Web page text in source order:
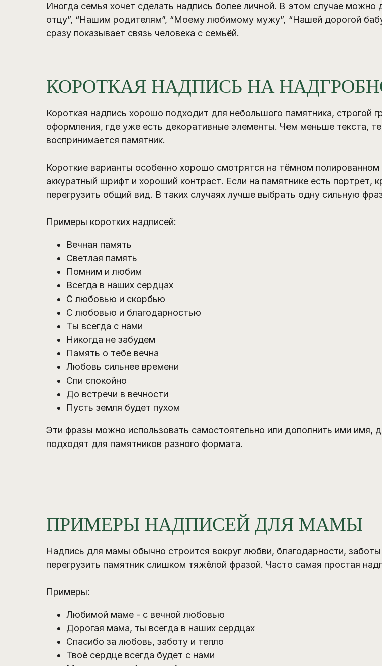
Иногда семья хочет сделать надпись более личной. В этом случае
отцу”, “Нашим родителям”, “Моему любимому мужу”, “Нашей дорогой
сразу показывает связь человека с семьёй.
КОРОТКАЯ НАДПИСЬ НА
Короткая надпись хорошо подходит для небольшого памятника, строгой
оформления, где уже есть декоративные элементы. Чем меньше текста,
воспринимается памятник.
Короткие варианты особенно хорошо смотрятся на тёмном
аккуратный шрифт и хороший контраст. Если на памятнике есть портрет,
перегрузить общий вид. В таких случаях лучше выбрать одну сильную
Примеры коротких надписей:
Вечная память
Светлая память
Помним и любим
Всегда в наших сердцах
С любовью и скорбью
С любовью и благодарностью
Ты всегда с нами
Никогда не забудем
Память о тебе вечна
Любовь сильнее времени
Спи спокойно
До встречи в вечности
Пусть земля будет пухом
Эти фразы можно использовать самостоятельно или дополнить ими имя,
подходят для памятников разного формата.
ПРИМЕРЫ НАДПИСЕЙ ДЛЯ МАМЫ
Надпись для мамы обычно строится вокруг любви, благодарности,
перегрузить памятник слишком тяжёлой фразой. Часто самая простая
Примеры:
Любимой маме - с вечной любовью
Дорогая мама, ты всегда в наших сердцах
Спасибо за любовь, заботу и тепло
Твоё сердце всегда будет с нами